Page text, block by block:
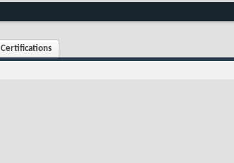
Certifications